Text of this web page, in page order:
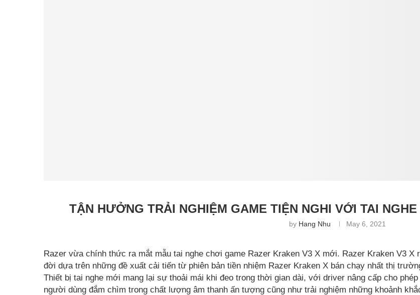
TẬN HƯỞNG TRẢI NGHIỆM GAME TIỆN NGHI VỚI TAI
by Hang Nhu May 6, 2021
Razer vừa chính thức ra mắt mẫu tai nghe chơi game Razer Kraken V3 X mới. Razer Kraken V3 X
đời dựa trên những đề xuất cải tiến từ phiên bản tiền nhiệm Razer Kraken X bán chạy nhất thị
Thiết bị tai nghe mới mang lại sự thoải mái khi đeo trong thời gian dài, với driver nâng cấp cho phép
người dùng đắm chìm trong chất lượng âm thanh ấn tượng cũng như trải nghiệm những khoảnh